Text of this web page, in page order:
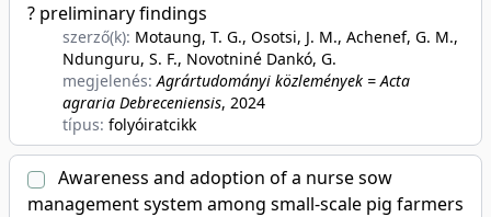
? preliminary findings
szerző(k): Motaung, T. G., Osotsi, J. M., Achenef, G. M.,
Ndunguru, S. F., Novotniné Dankó, G.
megjelenés:Agrártudományi közlemények = Acta
agraria Debreceniensis, 2024
típus: folyóiratcikk
Awareness and adoption of a nurse sow
management system among small-scale pig farmers